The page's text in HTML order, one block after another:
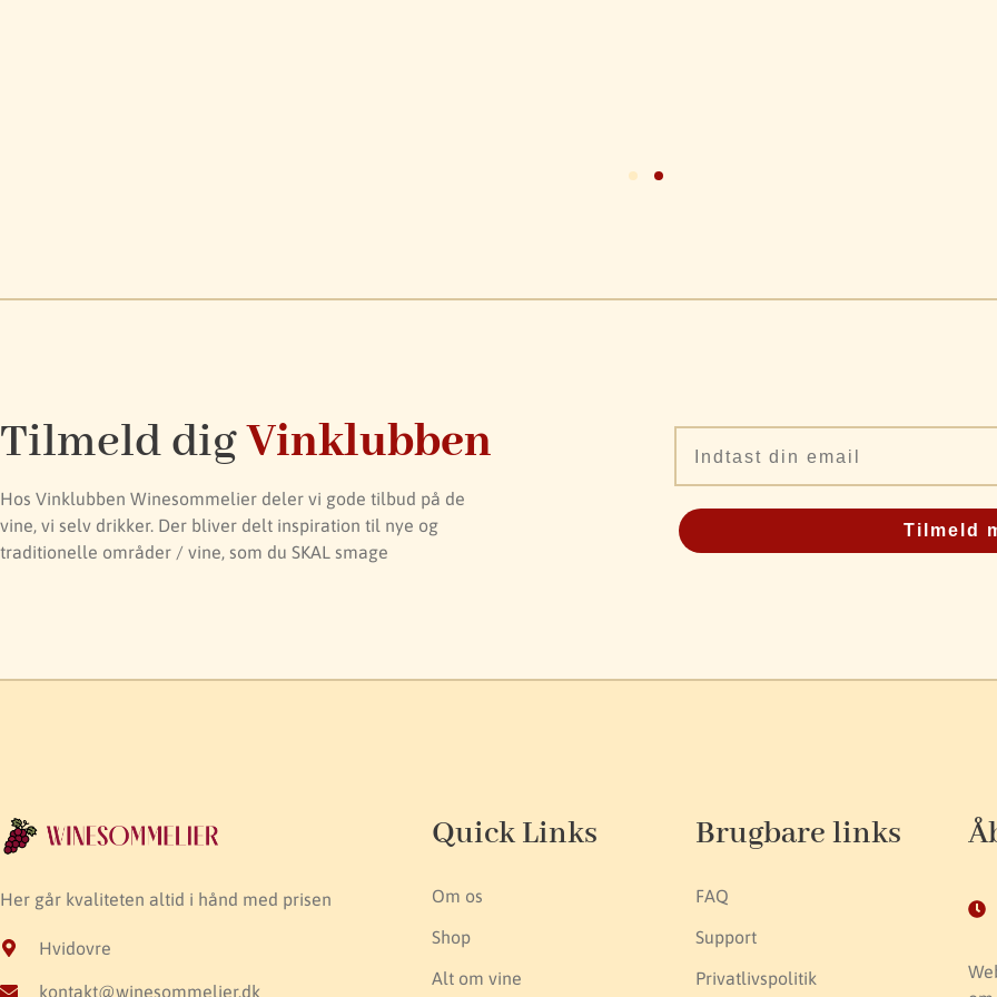
Tilmeld digVinklubben
Hos Vinklubben Winesommelier deler vi gode tilbud på de
vine, vi selv drikker. Der bliver delt inspiration til nye og
traditionelle områder / vine, som du SKAL smage
Tilmeld
Her går kvaliteten altid i hånd med prisen
Hvidovre
kontakt@winesommelier.dk
Quick Links
Om os
Shop
Alt om vine
Brugbare links
FAQ
Support
Privatlivspolitik